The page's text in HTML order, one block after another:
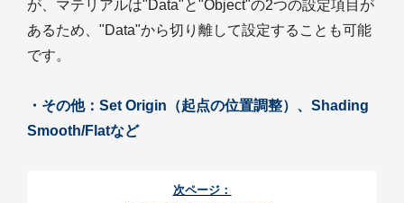
が、マテリアルは"Data"と"Object"の2つの設定項目が
あるため、"Data"から切り離して設定することも可能
です。
・その他：Set Origin（起点の位置調整）、Shading
Smooth/Flatなど
次ページ：